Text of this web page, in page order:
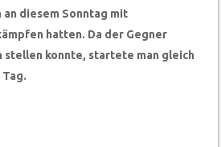
diesem Sonntag mit
hatten. Da der Gegner
stellen konnte, startete man gleich